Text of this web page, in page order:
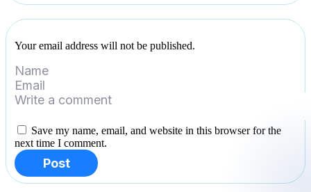
Your email address will not be published.
Save my name, email, and website in this browser for the
next time I comment.
Post